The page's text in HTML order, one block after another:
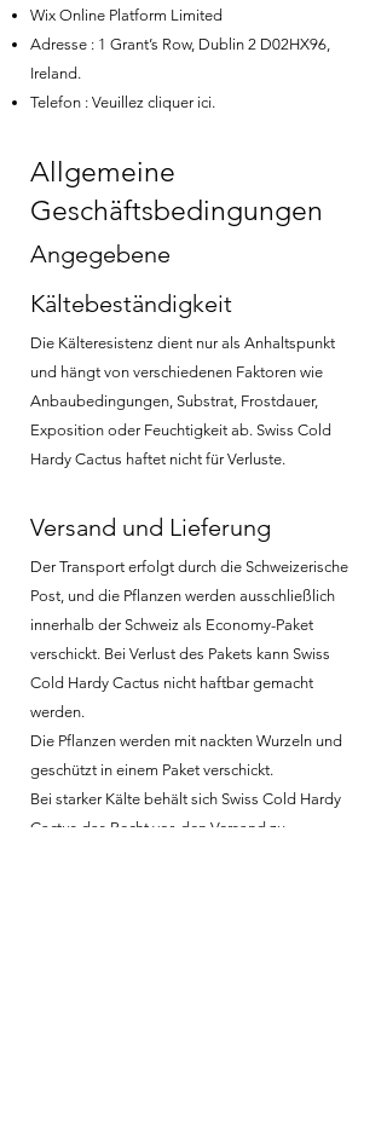
Wix Online Platform Limited
Adresse : 1 Grant’s Row, Dublin 2 D02HX96,
Ireland.
Telefon : Veuillez cliquer ici.
Allgemeine
Geschäftsbedingungen
Angegebene
Kältebeständigkeit
Die Kälteresistenz dient nur als Anhaltspunkt
und hängt von verschiedenen Faktoren wie
Anbaubedingungen, Substrat, Frostdauer,
Exposition oder Feuchtigkeit ab. Swiss Cold
Hardy Cactus haftet nicht für Verluste.
Versand und Lieferung
Der Transport erfolgt durch die Schweizerische
Post, und die Pflanzen werden ausschließlich
innerhalb der Schweiz als Economy-Paket
verschickt. Bei Verlust des Pakets kann Swiss
Cold Hardy Cactus nicht haftbar gemacht
werden.
Die Pflanzen werden mit nackten Wurzeln und
geschützt in einem Paket verschickt.
Bei starker Kälte behält sich Swiss Cold Hardy
Cactus das Recht vor, den Versand zu